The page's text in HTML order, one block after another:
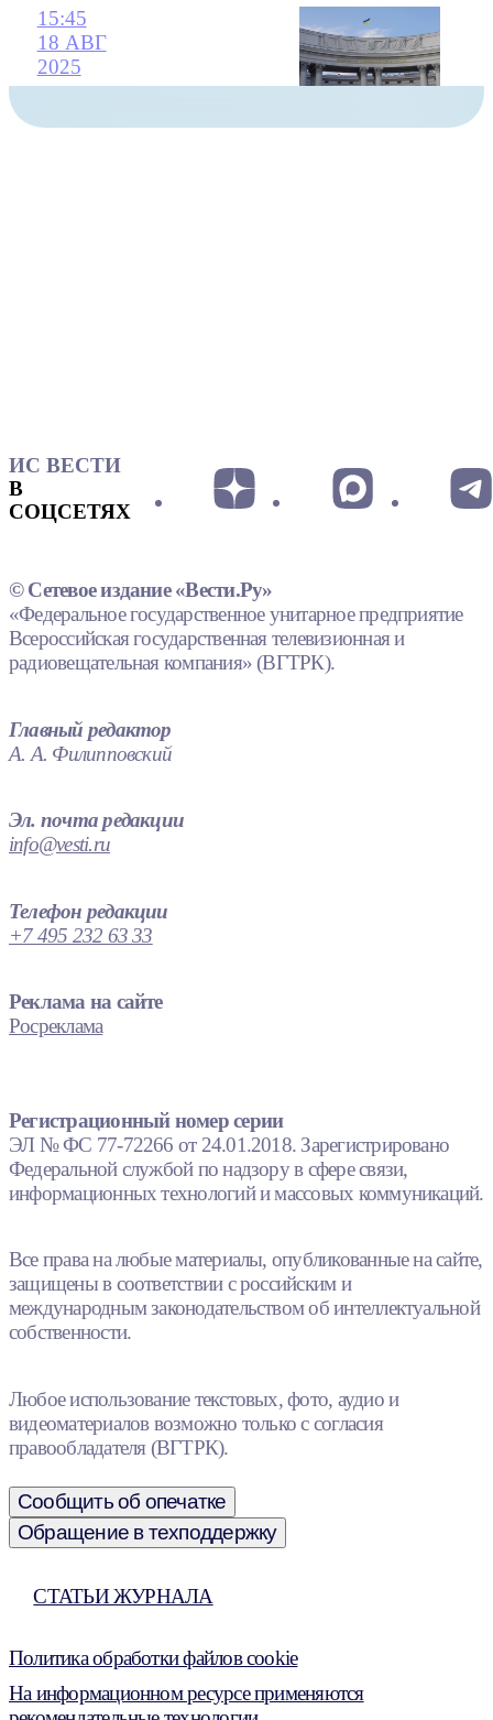
15:45
18 АВГ
2025
ИС ВЕСТИ
В
СОЦСЕТЯХ
© Сетевое издание «Вести.Ру»
«Федеральное государственное унитарное предприятие
Всероссийская государственная телевизионная и
радиовещательная компания» (ВГТРК).
Главный редактор
А. А. Филипповский
Эл. почта редакции
info@vesti.ru
Телефон редакции
+7 495 232 63 33
Реклама на сайте
Росреклама
Регистрационный номер серии
ЭЛ № ФС 77-72266 от 24.01.2018. Зарегистрировано
Федеральной службой по надзору в сфере связи,
информационных технологий и массовых коммуникаций.
Все права на любые материалы, опубликованные на сайте,
защищены в соответствии с российским и
международным законодательством об интеллектуальной
собственности.
Любое использование текстовых, фото, аудио и
видеоматериалов возможно только с согласия
правообладателя (ВГТРК).
Сообщить об опечатке
Обращение в техподдержку
СТАТЬИ ЖУРНАЛА
Политика обработки файлов cookie
На информационном ресурсе применяются